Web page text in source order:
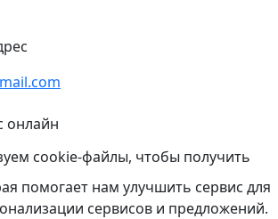
онлайн
cookie-файлы, чтобы получить
помогает нам улучшить сервис для
сервисов и предложений.